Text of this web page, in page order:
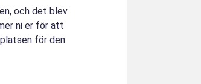
och det blev
ni er för att
för den